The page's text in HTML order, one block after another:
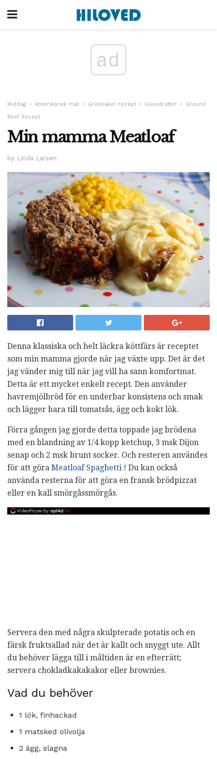
ad
Middag Amerikansk mat Grönsaker recept Huvudrätter
Ground
Beef Recept
Min mamma Meatloaf
by Linda Larsen
Denna klassiska och helt läckra köttfärs är receptet
som min mamma gjorde när jag växte upp. Det är det
jag vänder mig till när jag vill ha sann komfortmat.
Detta är ett mycket enkelt recept. Den använder
havremjölbröd för en underbar konsistens och smak
och lägger bara till tomatsås, ägg och kokt lök.
Förra gången jag gjorde detta toppade jag brödena
med en blandning av 1/4 kopp ketchup, 3 msk Dijon
senap och 2 msk brunt socker. Och resteren användes
för att göra Meatloaf Spaghetti ! Du kan också
använda resterna för att göra en fransk brödpizzat
eller en kall smörgåssmörgås.
Servera den med några skulpterade potatis och en
färsk fruktsallad när det är kallt och snyggt ute. Allt
du behöver lägga till i måltiden är en efterrätt;
servera chokladkakakakor eller brownies.
Vad du behöver
1 lök, finhackad
1 matsked olivolja
2 ägg, slagna